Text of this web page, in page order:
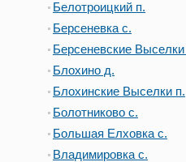
Белотроицкий п.
Берсеневка с.
Берсеневские Выселки
Блохино д.
Блохинские Выселки п.
Болотниково с.
Большая Елховка с.
Владимировка с.